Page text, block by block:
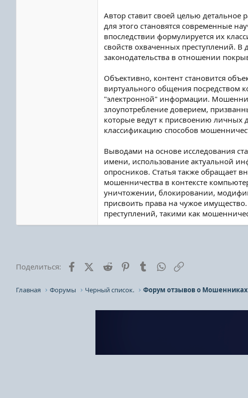
Автор ставит своей целью детальное
для этого становятся современные
впоследствии формулируется их
свойств охваченных преступлений.
законодательства в отношении
Объективно, контент становится
виртуального общения посредством
"электронной" информации.
злоупотребление доверием,
которые ведут к присвоению личных
классификацию способов
Выводами на основе исследования
имени, использование актуальной
опросников. Статья также обращает
мошенничества в контексте
уничтожении, блокировании,
присвоить права на чужое
преступлений, такими как
Поделиться: FacebookX (Twitter)
Reddit PinterestTumblr WhatsApp
Главная Форумы Черный список. Форум отзывов о